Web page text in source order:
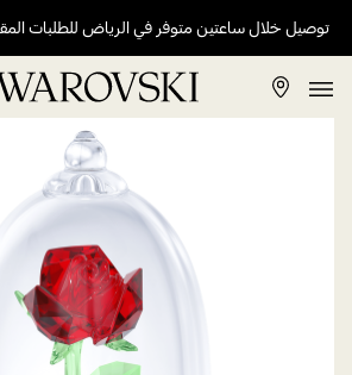
توصيل خلال ساعتين متوفر في الرياض للطلبات المقدمة